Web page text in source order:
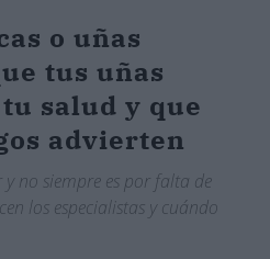
o uñas
tus uñas
salud y que
advierten
no siempre es por falta de
los especialistas y cuándo